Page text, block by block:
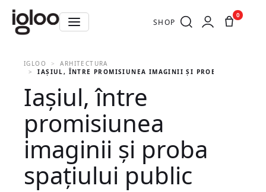
SHOP
0
IGLOO
ARHITECTURA
IAȘIUL, ÎNTRE PROMISIUNEA IMAGINII ȘI PROBA SPAȚIULUI
Iașiul, între
promisiunea
imaginii și proba
spațiului public